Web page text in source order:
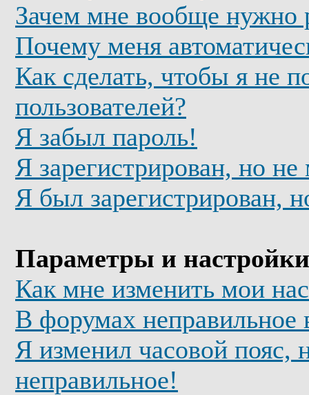
Зачем мне вообще нужно
Почему меня
Как сделать, чтобы я не
пользователей?
Я забыл пароль!
Я зарегистрирован, но
Я был зарегистрирован,
Параметры и настройки
Как мне изменить мои
В форумах неправильное
Я изменил часовой пояс,
неправильное!